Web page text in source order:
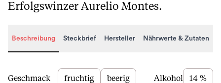
Erfolgswinzer Aurelio Montes.
Beschreibung Steckbrief Hersteller Nährwerte & Zutaten
Beschreibung
Geschmack fruchtig beerig Alkohol 14 %